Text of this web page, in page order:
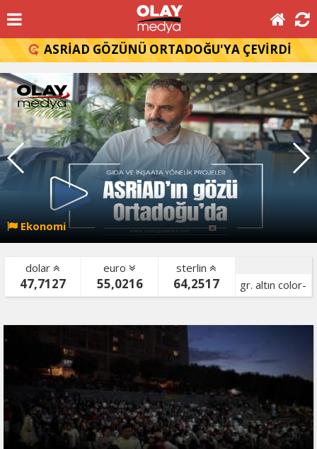
ASRİAD GÖZÜNÜ ORTADOĞU'YA ÇEVİRDİ
Ekonomi
dolar
47,7127
euro
55,0216
sterlin
64,2517
gr. altın color-